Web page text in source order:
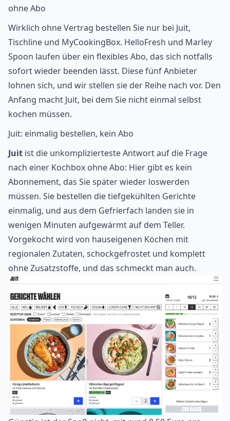
ohne Abo
Wirklich ohne Vertrag bestellen Sie nur bei Juit,
Tischline und MyCookingBox. HelloFresh und Marley
Spoon laufen über ein flexibles Abo, das sich notfalls
sofort wieder beenden lässt. Diese fünf Anbieter
lohnen sich, und wir stellen sie der Reihe nach vor. Den
Anfang macht Juit, bei dem Sie nicht einmal selbst
kochen müssen.
Juit: einmalig bestellen, kein Abo
Juit ist die unkomplizierteste Antwort auf die Frage
nach einer Kochbox ohne Abo: Hier gibt es kein
Abonnement, das Sie später wieder loswerden
müssen. Sie bestellen die tiefgekühlten Gerichte
einmalig, und aus dem Gefrierfach landen sie in
wenigen Minuten aufgewärmt auf dem Teller.
Vorgekocht wird von hauseigenen Köchen mit
regionalen Zutaten, schockgefrostet und komplett
ohne Zusatzstoffe, und das schmeckt man auch.